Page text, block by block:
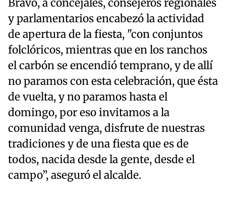
Bravo, a concejales, consejeros regionales
y parlamentarios encabezó la actividad
de apertura de la fiesta, "con conjuntos
folclóricos, mientras que en los ranchos
el carbón se encendió temprano, y de allí
no paramos con esta celebración, que ésta
de vuelta, y no paramos hasta el
domingo, por eso invitamos a la
comunidad venga, disfrute de nuestras
tradiciones y de una fiesta que es de
todos, nacida desde la gente, desde el
campo”, aseguró el alcalde.